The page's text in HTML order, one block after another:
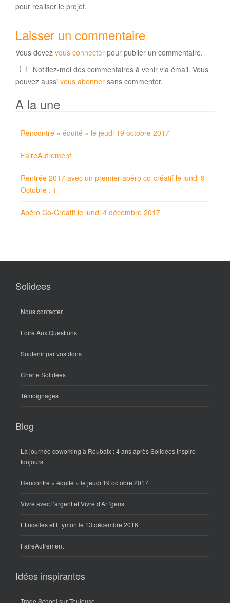
pour réaliser le projet.
Laisser un commentaire
Vous devez vous connecter pour publier un commentaire.
Notifiez-moi des commentaires à venir via émail. Vous
pouvez aussi vous abonner sans commenter.
A la une
Rencontre « équité » le jeudi 19 octobre 2017
FaireAutrement
Rentrée 2017 avec un premier apéro co-créatif le lundi 9
Octobre :-)
Apéro Co-Créatif le lundi 4 décembre 2017
Solidees
Nous contacter
Foire Aux Questions
Soutenir par vos dons
Charte Solidées
Témoignages
Blog
La journée coworking à Roubaix : 4 ans après Solidées inspire
toujours
Rencontre « équité » le jeudi 19 octobre 2017
Vivre avec l’argent et Vivre d’Art’gens.
Etincelles et Etymon le 13 décembre 2016
FaireAutrement
Idées inspirantes
Trade School sur Toulouse